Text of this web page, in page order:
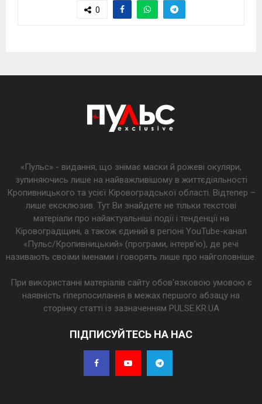
0
«Пульс» - видання, що знімає маски й рожеві окуляри,
зупиняючись лише на найважливішому в життєдіяльності
Кропивницького та усієї Кіровоградської області. Відтепер –
лише ексклюзив. Тут Ви знайдете не тільки текстові
матеріали про найактуальніші події і тенденції на
Кіровоградщині, а також єдиний в регіоні YouTube-канал
«Пульс/Кропивницький» (програми, інтерв’ю), де речі
називають своїми іменами і говорять лише про найголовніше.
При використанні матеріалів сайту обов'язковою умовою є
наявність гіперпосилання в межах першого абзацу на
сторінку статті із зазначенням PULSE.KR.UA
ПІДПИСУЙТЕСЬ НА НАС